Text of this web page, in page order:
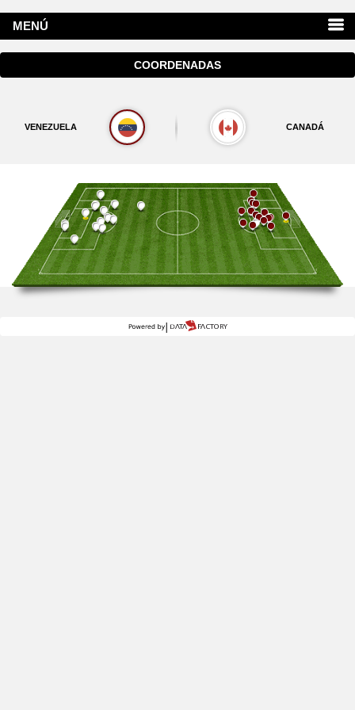
MENÚ
COORDENADAS
VENEZUELA CANADÁ